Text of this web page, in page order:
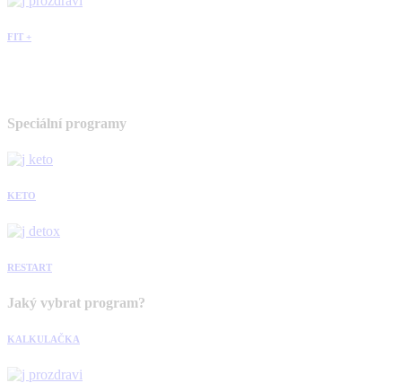
FIT +
Speciální programy
KETO
RESTART
Jaký vybrat program?
KALKULAČKA